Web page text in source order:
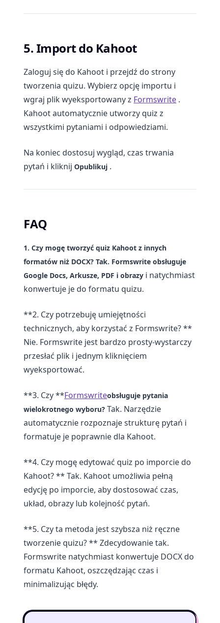
5. Import do Kahoot
Zaloguj się do Kahoot i przejdź do strony
tworzenia quizu. Wybierz opcję importu i
wgraj plik wyeksportowany z Formswrite .
Kahoot automatycznie utworzy quiz z
wszystkimi pytaniami i odpowiedziami.
Na koniec dostosuj wygląd, czas trwania
pytań i kliknij Opublikuj .
FAQ
1. Czy mogę tworzyć quiz Kahoot z innych
formatów niż DOCX? Tak. Formswrite obsługuje
Google Docs, Arkusze, PDF i obrazy i natychmiast
konwertuje je do formatu quizu.
**2. Czy potrzebuję umiejętności
technicznych, aby korzystać z Formswrite? **
Nie. Formswrite jest bardzo prosty-wystarczy
przesłać plik i jednym kliknięciem
wyeksportować.
**3. Czy **Formswriteobsługuje pytania
wielokrotnego wyboru? Tak. Narzędzie
automatycznie rozpoznaje strukturę pytań i
formatuje je poprawnie dla Kahoot.
**4. Czy mogę edytować quiz po imporcie do
Kahoot? ** Tak. Kahoot umożliwia pełną
edycję po imporcie, aby dostosować czas,
układ, obrazy lub kolejność pytań.
**5. Czy ta metoda jest szybsza niż ręczne
tworzenie quizu? ** Zdecydowanie tak.
Formswrite natychmiast konwertuje DOCX do
formatu Kahoot, oszczędzając czas i
minimalizując błędy.